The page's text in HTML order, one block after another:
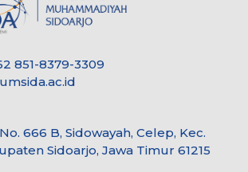
8379-3309
666 B, Sidowayah, Celep, Kec.
Sidoarjo, Jawa Timur 61215